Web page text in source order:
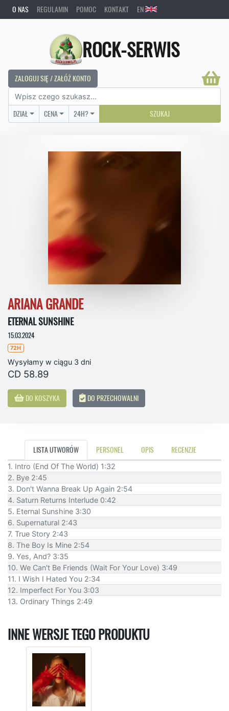
O NAS REGULAMIN POMOC KONTAKT EN
ROCK-SERWIS
ZALOGUJ SIĘ / ZAŁÓŻ KONTO
DZIAŁ CENA 24H? SZUKAJ
ARIANA GRANDE
ETERNAL SUNSHINE
15.03.2024
72H
Wysyłamy w ciągu 3 dni
CD 58.89
DO KOSZYKA DO PRZECHOWALNI
LISTA UTWORÓW PERSONEL OPIS RECENZJE
1. Intro (End Of The World) 1:32
2. Bye 2:45
3. Don't Wanna Break Up Again 2:54
4. Saturn Returns Interlude 0:42
5. Eternal Sunshine 3:30
6. Supernatural 2:43
7. True Story 2:43
8. The Boy Is Mine 2:54
9. Yes, And? 3:35
10. We Can't Be Friends (Wait For Your Love) 3:49
11. I Wish I Hated You 2:34
12. Imperfect For You 3:03
13. Ordinary Things 2:49
INNE WERSJE TEGO PRODUKTU